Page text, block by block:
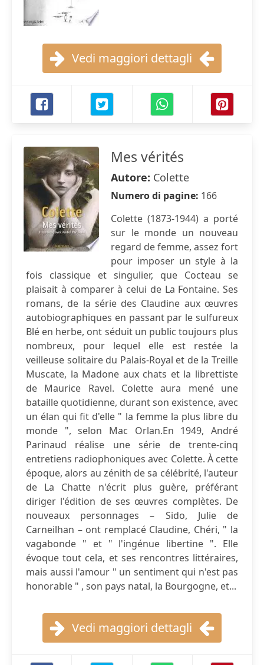
Vedi maggiori dettagli
Mes vérités
Autore: Colette
Numero di pagine: 166
Colette (1873-1944) a porté
sur le monde un nouveau
regard de femme, assez fort
pour imposer un style à la
fois classique et singulier, que Cocteau se
plaisait à comparer à celui de La Fontaine. Ses
romans, de la série des Claudine aux œuvres
autobiographiques en passant par le sulfureux
Blé en herbe, ont séduit un public toujours plus
nombreux, pour lequel elle est restée la
veilleuse solitaire du Palais-Royal et de la Treille
Muscate, la Madone aux chats et la librettiste
de Maurice Ravel. Colette aura mené une
bataille quotidienne, durant son existence, avec
un élan qui fit d'elle " la femme la plus libre du
monde ", selon Mac Orlan.En 1949, André
Parinaud réalise une série de trente-cinq
entretiens radiophoniques avec Colette. À cette
époque, alors au zénith de sa célébrité, l'auteur
de La Chatte n'écrit plus guère, préférant
diriger l'édition de ses œuvres complètes. De
nouveaux personnages – Sido, Julie de
Carneilhan – ont remplacé Claudine, Chéri, " la
vagabonde " et " l'ingénue libertine ". Elle
évoque tout cela, et ses rencontres littéraires,
mais aussi l'amour " un sentiment qui n'est pas
honorable " , son pays natal, la Bourgogne, et...
Vedi maggiori dettagli